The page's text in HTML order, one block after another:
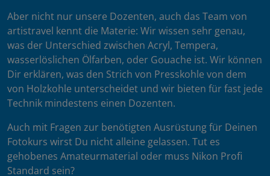
Aber nicht nur unsere Dozenten, auch das Team von
artistravel kennt die Materie: Wir wissen sehr genau,
was der Unterschied zwischen Acryl, Tempera,
wasserlöslichen Ölfarben, oder Gouache ist. Wir können
Dir erklären, was den Strich von Presskohle von dem
von Holzkohle unterscheidet und wir bieten für fast jede
Technik mindestens einen Dozenten.
Auch mit Fragen zur benötigten Ausrüstung für Deinen
Fotokurs wirst Du nicht alleine gelassen. Tut es
gehobenes Amateurmaterial oder muss Nikon Profi
Standard sein?